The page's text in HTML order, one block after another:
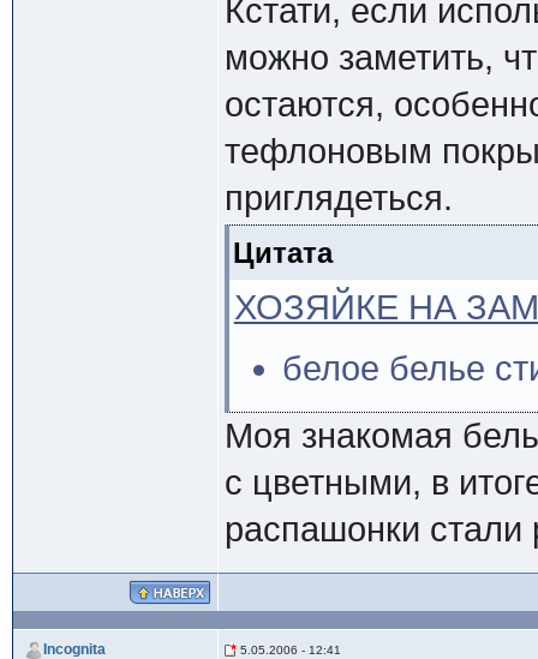
Кстати, если
можно заметить,
остаются,
тефлоновым
приглядеться.
Цитата
ХОЗЯЙКЕ НА
белое белье
Моя знакомая
с цветными, в
распашонки
Incognita 5.05.2006 - 12:41